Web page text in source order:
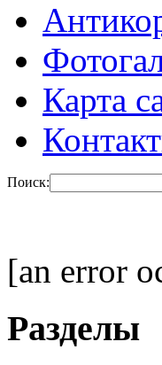
Карта
Поиск:
[an error
Разделы